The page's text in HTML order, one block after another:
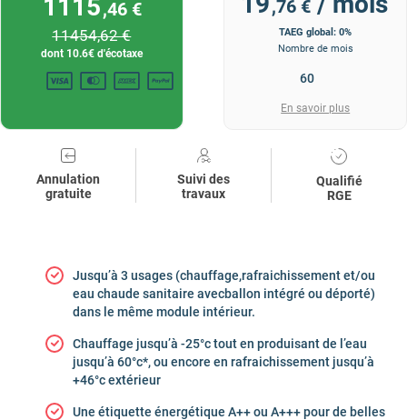
1115,46 €
11454,62 €
dont 10.6€ d'écotaxe
,76 €
TAEG global: 0%
Nombre de mois
En savoir plus
Annulation
gratuite
Suivi des
travaux
Qualifié
RGE
Jusqu’à 3 usages (chauffage,rafraichissement et/ou
eau chaude sanitaire avecballon intégré ou déporté)
dans le même module intérieur.
Chauffage jusqu’à -25°c tout en produisant de l’eau
jusqu’à 60°c*, ou encore en rafraichissement jusqu’à
+46°c extérieur
Une étiquette énergétique A++ ou A+++ pour de belles